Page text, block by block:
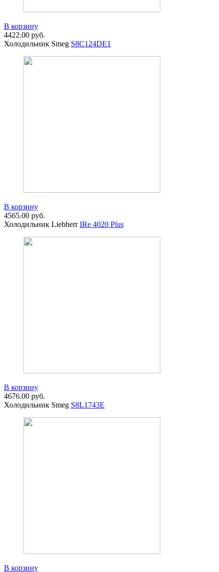
В корзину
4422.00 руб.
Холодильник Smeg S8C124DE1
В корзину
4565.00 руб.
Холодильник LiebherrIRe 4020 Plus
В корзину
4676.00 руб.
Холодильник Smeg S8L1743E
В корзину